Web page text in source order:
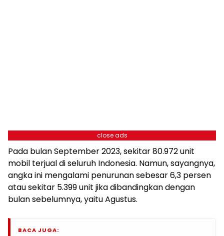
close ads
Pada bulan September 2023, sekitar 80.972 unit
mobil terjual di seluruh Indonesia. Namun, sayangnya,
angka ini mengalami penurunan sebesar 6,3 persen
atau sekitar 5.399 unit jika dibandingkan dengan
bulan sebelumnya, yaitu Agustus.
BACA JUGA: